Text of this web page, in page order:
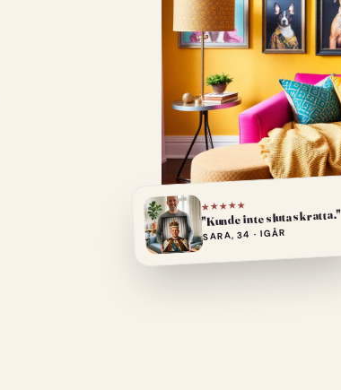
★★★★★
"Kunde inte sluta skratta."
SARA, 34 · IGÅR